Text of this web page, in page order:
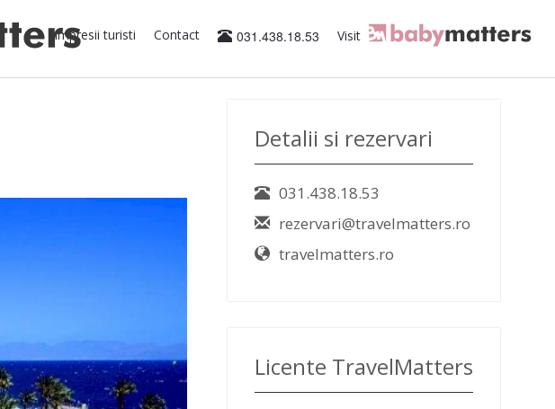
Impresii turisti Contact 031.438.18.53 Visit
Detalii si rezervari
031.438.18.53
rezervari@travelmatters.ro
travelmatters.ro
Licente TravelMatters